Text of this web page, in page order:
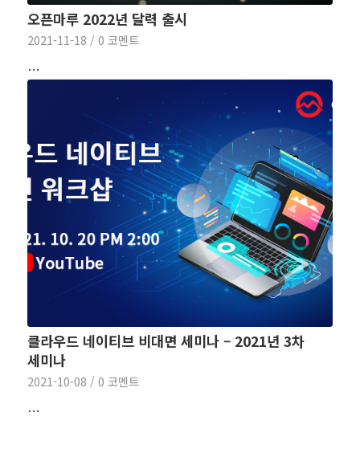
오픈마루 2022년 달력 출시
2021-11-18 / 0 코멘트
…
클라우드 네이티브 비대면 세미나 – 2021년 3차
세미나
2021-10-08 / 0 코멘트
…